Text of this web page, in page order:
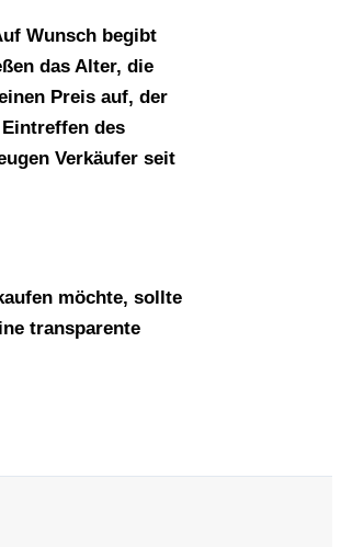
Wunsch begibt
das Alter, die
Preis auf, der
des
Verkäufer seit
möchte, sollte
transparente